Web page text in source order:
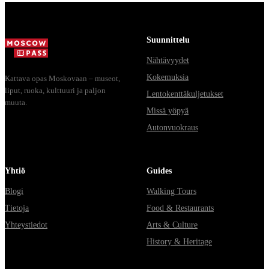
Kattava opas Moskovaan – museot,
liput, ruoka, kulttuuri ja paljon
muuta.
Suunnittelu
Nähtävyydet
Kokemuksia
Lentokenttäkuljetukset
Missä yöpyä
Autonvuokraus
Yhtiö
Blogi
Tietoja
Yhteystiedot
Guides
Walking Tours
Food & Restaurants
Arts & Culture
History & Heritage